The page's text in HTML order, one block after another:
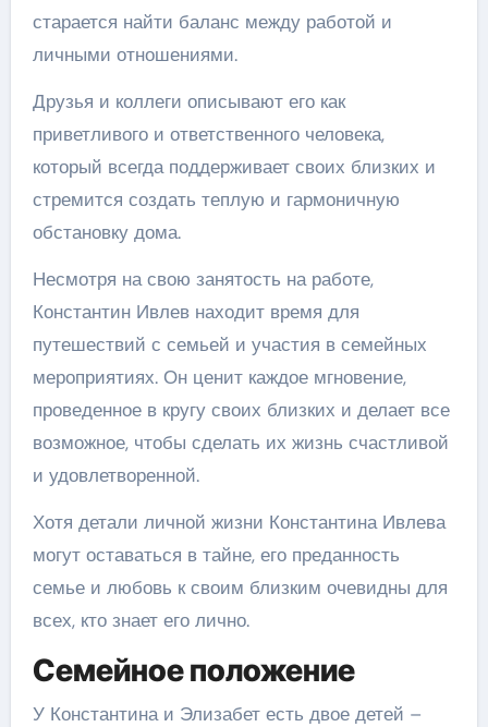
старается найти баланс между работой и
личными отношениями.
Друзья и коллеги описывают его как
приветливого и ответственного человека,
который всегда поддерживает своих близких и
стремится создать теплую и гармоничную
обстановку дома.
Несмотря на свою занятость на работе,
Константин Ивлев находит время для
путешествий с семьей и участия в семейных
мероприятиях. Он ценит каждое мгновение,
проведенное в кругу своих близких и делает все
возможное, чтобы сделать их жизнь счастливой
и удовлетворенной.
Хотя детали личной жизни Константина Ивлева
могут оставаться в тайне, его преданность
семье и любовь к своим близким очевидны для
всех, кто знает его лично.
Семейное положение
У Константина и Элизабет есть двое детей –